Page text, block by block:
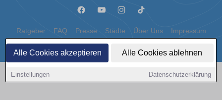
Alle Cookies akzeptieren Alle Cookies ablehnen
Einstellungen Datenschutzerklärung
Ratgeber FAQ Presse Städte Über Uns Impressum
Datenschutz Cookies
Copyright © 2000 - 2026 | 1A Infosysteme GmbH | Content by: 1a-sites-autos